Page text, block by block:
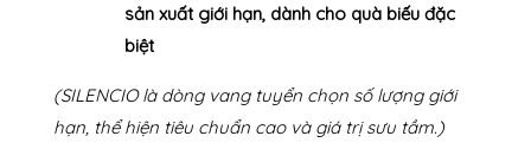
sản xuất giới hạn, dành cho quà biếu đặc
biệt
(SILENCIO là dòng vang tuyển chọn số lượng giới
hạn, thể hiện tiêu chuẩn cao và giá trị sưu tầm.)